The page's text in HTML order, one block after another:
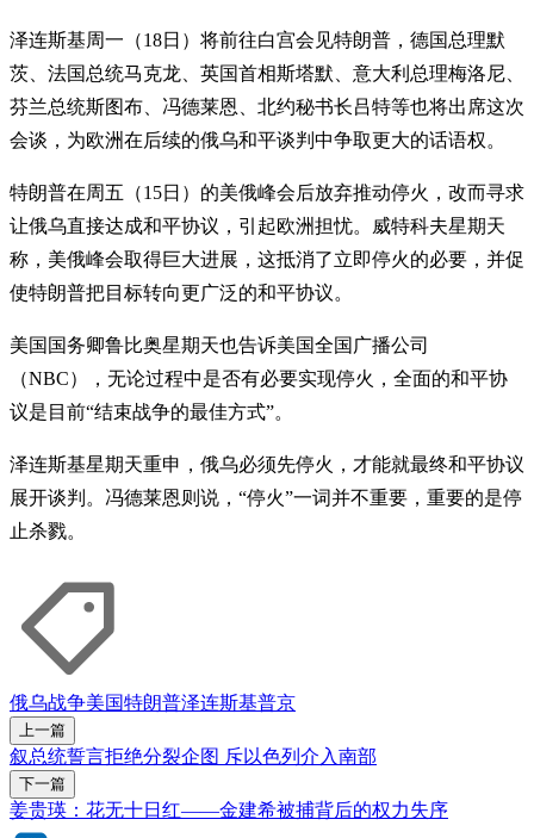
泽连斯基周一（18日）将前往白宫会见特朗普，德国总理默
茨、法国总统马克龙、英国首相斯塔默、意大利总理梅洛尼、
芬兰总统斯图布、冯德莱恩、北约秘书长吕特等也将出席这次
会谈，为欧洲在后续的俄乌和平谈判中争取更大的话语权。
特朗普在周五（15日）的美俄峰会后放弃推动停火，改而寻求
让俄乌直接达成和平协议，引起欧洲担忧。威特科夫星期天
称，美俄峰会取得巨大进展，这抵消了立即停火的必要，并促
使特朗普把目标转向更广泛的和平协议。
美国国务卿鲁比奥星期天也告诉美国全国广播公司
（NBC），无论过程中是否有必要实现停火，全面的和平协
议是目前“结束战争的最佳方式”。
泽连斯基星期天重申，俄乌必须先停火，才能就最终和平协议
展开谈判。冯德莱恩则说，“停火”一词并不重要，重要的是停
止杀戮。
俄乌战争美国特朗普泽连斯基普京
上一篇
叙总统誓言拒绝分裂企图 斥以色列介入南部
下一篇
姜贵瑛：花无十日红——金建希被捕背后的权力失序